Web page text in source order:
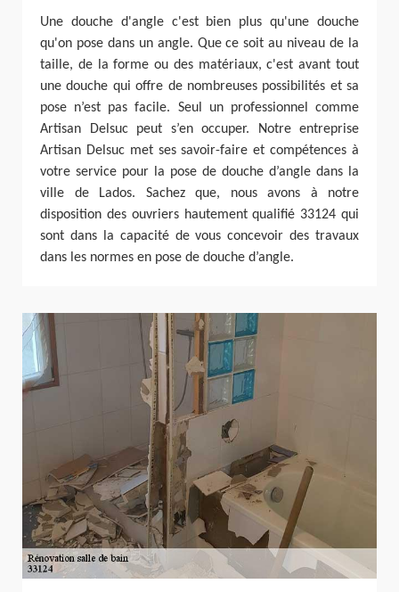
Une douche d'angle c'est bien plus qu'une douche
qu'on pose dans un angle. Que ce soit au niveau de la
taille, de la forme ou des matériaux, c'est avant tout
une douche qui offre de nombreuses possibilités et sa
pose n’est pas facile. Seul un professionnel comme
Artisan Delsuc peut s’en occuper. Notre entreprise
Artisan Delsuc met ses savoir-faire et compétences à
votre service pour la pose de douche d’angle dans la
ville de Lados. Sachez que, nous avons à notre
disposition des ouvriers hautement qualifié 33124 qui
sont dans la capacité de vous concevoir des travaux
dans les normes en pose de douche d’angle.